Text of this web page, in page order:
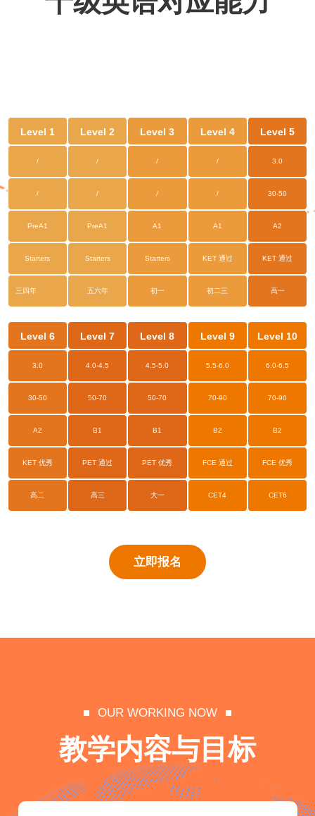
Level 1
/
/
PreA1
Starters
三四年
Level 2
/
/
PreA1
Starters
五六年
Level 3
/
/
A1
Starters
初一
Level 4
/
/
A1
KET 通过
初二三
Level 5
3.0
30-50
A2
KET 通过
高一
Level 6
3.0
30-50
A2
KET 优秀
高二
Level 7
4.0-4.5
50-70
B1
PET 通过
高三
Level 8
4.5-5.0
50-70
B1
PET 优秀
大一
Level 9
5.5-6.0
70-90
B2
FCE 通过
CET4
Level 10
6.0-6.5
70-90
B2
FCE 优秀
CET6
立即报名
OUR WORKING NOW
教学内容与目标